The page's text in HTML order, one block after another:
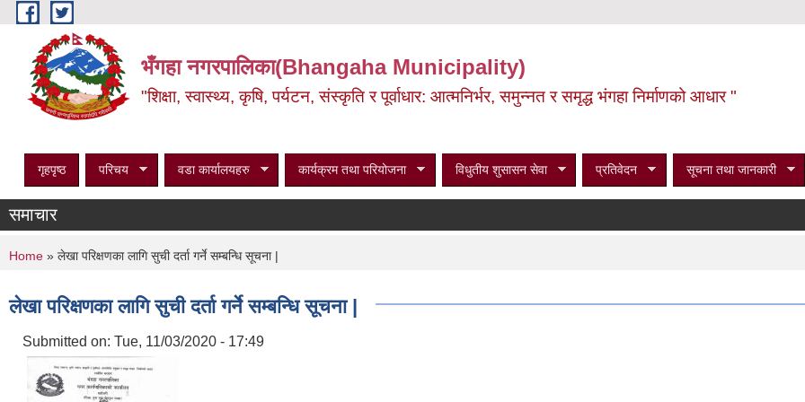
Skip to main content
भँगहा नगरपालिका(Bhangaha Municipality)
"शिक्षा, स्वास्थ्य, कृषि, पर्यटन, संस्कृति र पूर्वाधार: आत्मनिर्भर, समुन्नत र समृद्ध भंगहा निर्माणको आधार "
गृहपृष्ठ परिचय वडा कार्यालयहरु कार्यक्रम तथा परियोजना विधुतीय शुसासन सेवा प्रतिवेदन सूचना तथा जानकारी
समाचार
You are here
Home » लेखा परिक्षणका लागि सुची दर्ता गर्ने सम्बन्धि सूचना |
लेखा परिक्षणका लागि सुची दर्ता गर्ने सम्बन्धि सूचना |
Submitted on: Tue, 11/03/2020 - 17:49